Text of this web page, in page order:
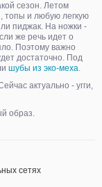
сезон. Летом
топы и любую легкую
пиджак. На ножки -
же речь идет о
Поэтому важно
достаточно. Под
шубы из эко-меха.
актуально - угги,
образ.
сетях